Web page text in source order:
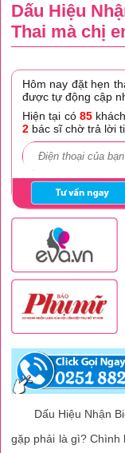
Dấu Hiệu
Thai mà chị
Hôm nay đặt hẹn
được tự động cập
Hiện tại có 85
2bác sĩ chờ trả lời
Dấu Hiệu Nhận
gặp phải là gì? Chình